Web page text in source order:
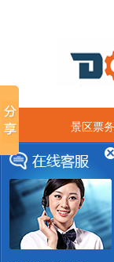
景区票